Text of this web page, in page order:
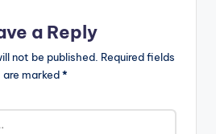
a Reply
not be published. Required fields
are marked*